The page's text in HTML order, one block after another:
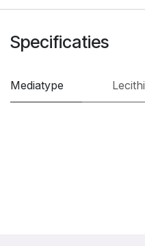
Specificaties
Mediatype